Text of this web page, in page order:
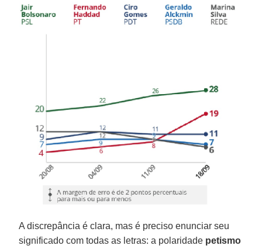
A discrepância é clara, mas é preciso enunciar seu
significado com todas as letras: a polaridade petismo